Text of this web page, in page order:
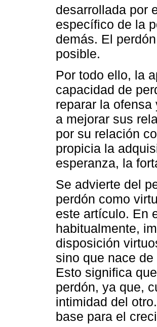
desarrollada por
específico de la
demás. El
posible.
Por todo ello, la
capacidad de
reparar la
a mejorar sus
por su relación
propicia la
esperanza, la
Se advierte del
perdón como
este artículo. En
habitualmente,
disposición
sino que nace
Esto significa
perdón, ya que,
intimidad del
base para el